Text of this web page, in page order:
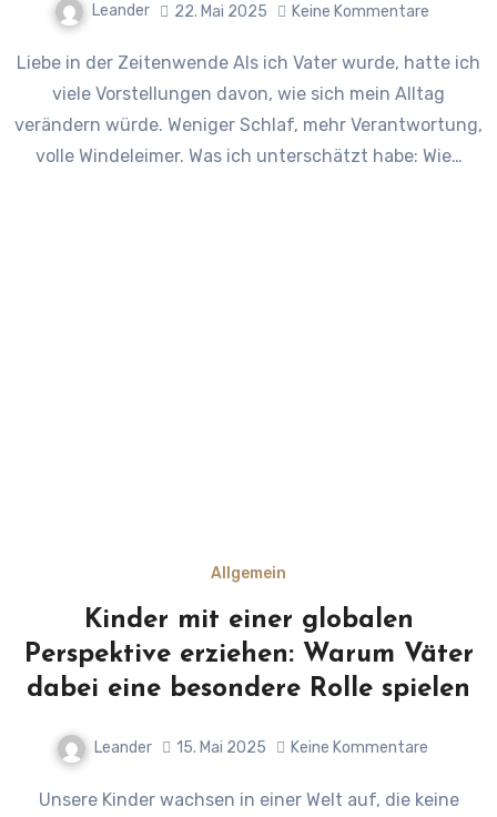
Leander 22. Mai 2025 Keine Kommentare
Liebe in der Zeitenwende Als ich Vater wurde, hatte ich
viele Vorstellungen davon, wie sich mein Alltag
verändern würde. Weniger Schlaf, mehr Verantwortung,
volle Windeleimer. Was ich unterschätzt habe: Wie…
Allgemein
Kinder mit einer globalen
Perspektive erziehen: Warum Väter
dabei eine besondere Rolle spielen
Leander 15. Mai 2025 Keine Kommentare
Unsere Kinder wachsen in einer Welt auf, die keine